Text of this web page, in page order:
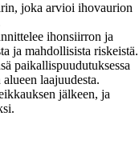
joka arvioi ihovaurion
ihonsiirron ja
ja mahdollisista riskeistä.
paikallispuudutuksessa
laajuudesta.
jälkeen, ja